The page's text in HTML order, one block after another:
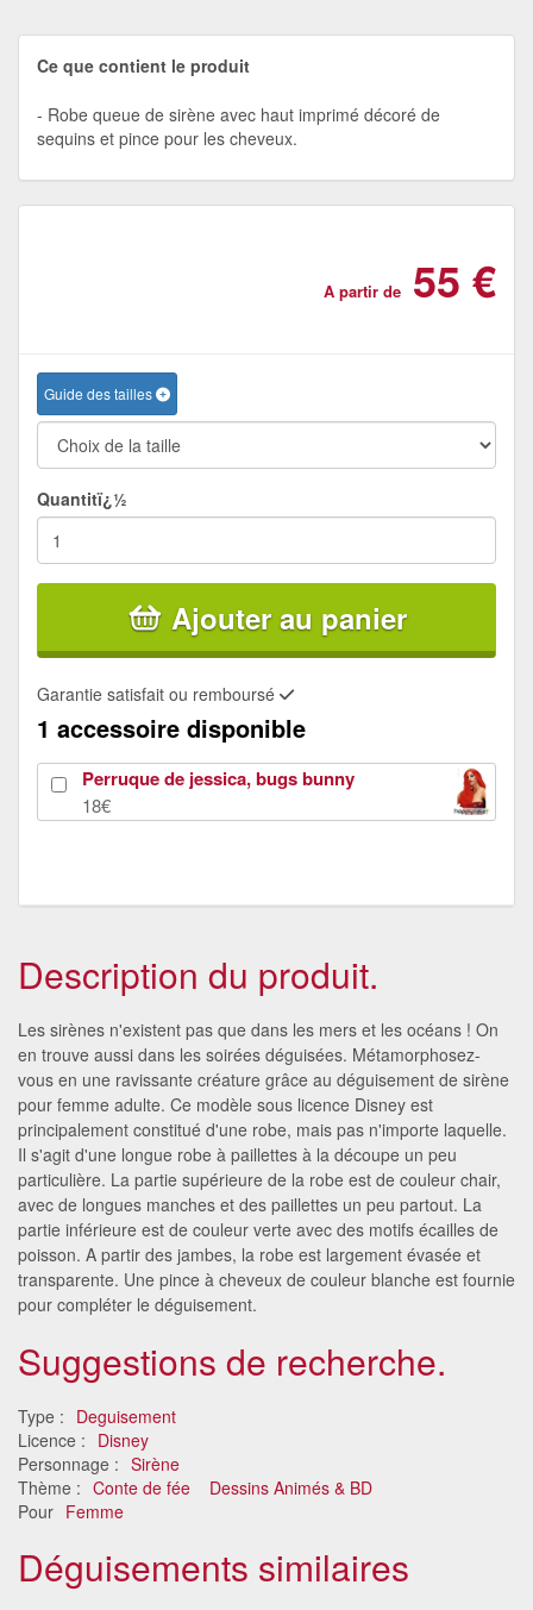
Ce que contient le produit
Robe queue de sirène avec haut imprimé décoré de
sequins et pince pour les cheveux.
A partir de 55 €
Guide des tailles
Quantitï¿½
Ajouter au panier
Garantie satisfait ou remboursé
1 accessoire disponible
Perruque de jessica, bugs bunny
18€
Description du produit.
Les sirènes n'existent pas que dans les mers et les océans ! On
en trouve aussi dans les soirées déguisées. Métamorphosez-
vous en une ravissante créature grâce au déguisement de sirène
pour femme adulte. Ce modèle sous licence Disney est
principalement constitué d'une robe, mais pas n'importe laquelle.
Il s'agit d'une longue robe à paillettes à la découpe un peu
particulière. La partie supérieure de la robe est de couleur chair,
avec de longues manches et des paillettes un peu partout. La
partie inférieure est de couleur verte avec des motifs écailles de
poisson. A partir des jambes, la robe est largement évasée et
transparente. Une pince à cheveux de couleur blanche est fournie
pour compléter le déguisement.
Suggestions de recherche.
Type : Deguisement
Licence : Disney
Personnage : Sirène
Thème : Conte de fée
Dessins Animés & BD
Pour Femme
Déguisements similaires